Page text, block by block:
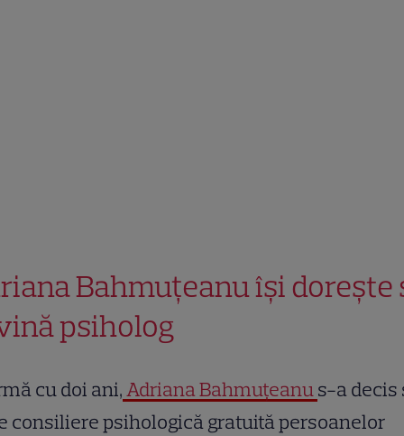
Bahmuțeanu își dorește
psiholog
cu doi ani,Adriana Bahmuțeanus-a decis
consiliere psihologică gratuită persoanelor